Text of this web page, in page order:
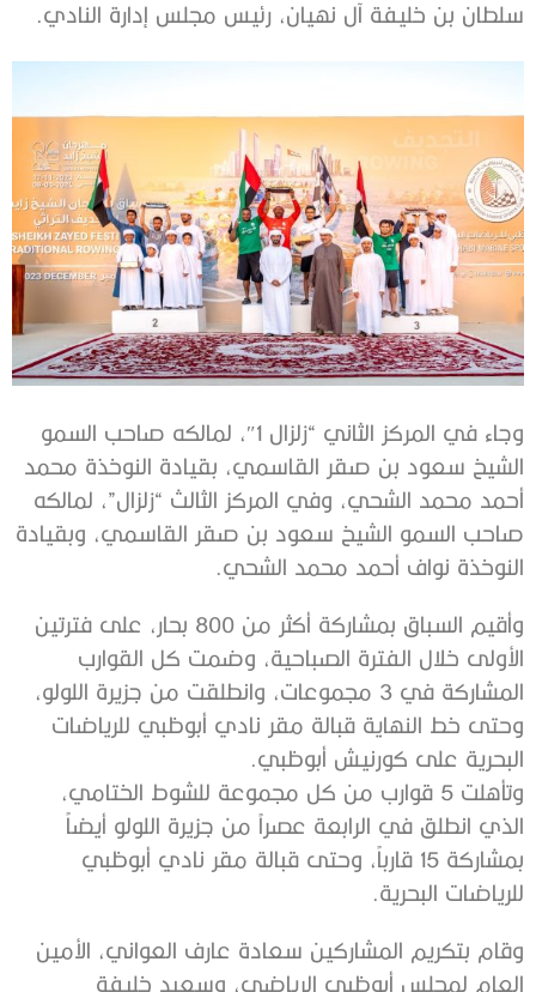
سلطان بن خليفة آل نهيان، رئيس مجلس إدارة النادي.
وجاء في المركز الثاني “زلزال 1″، لمالكه صاحب السمو
الشيخ سعود بن صقر القاسمي، بقيادة النوخذة محمد
أحمد محمد الشحي، وفي المركز الثالث “زلزال”، لمالكه
صاحب السمو الشيخ سعود بن صقر القاسمي، وبقيادة
النوخذة نواف أحمد محمد الشحي.
وأقيم السباق بمشاركة أكثر من 800 بحار، على فترتين
الأولى خلال الفترة الصباحية، وضمت كل القوارب
المشاركة في 3 مجموعات، وانطلقت من جزيرة اللولو،
وحتى خط النهاية قبالة مقر نادي أبوظبي للرياضات
البحرية على كورنيش أبوظبي.
وتأهلت 5 قوارب من كل مجموعة للشوط الختامي،
الذي انطلق في الرابعة عصراً من جزيرة اللولو أيضاً
بمشاركة 15 قارباً، وحتى قبالة مقر نادي أبوظبي
للرياضات البحرية.
وقام بتكريم المشاركين سعادة عارف العواني، الأمين
العام لمجلس أبوظبي الرياضي، وسعيد خليفة